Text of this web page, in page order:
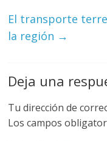
El transporte
la región →
Deja una
Tu dirección de
Los campos